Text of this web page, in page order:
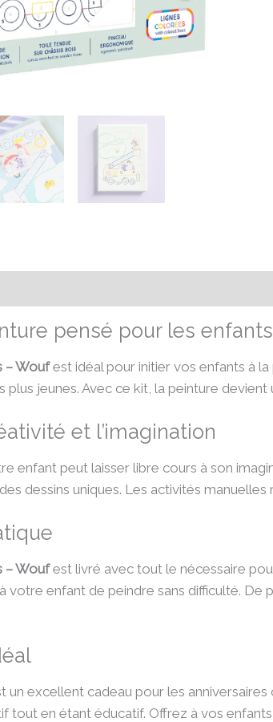
pensé pour les enfants
– Woufest idéal pour initier vos enfants à
plus jeunes. Avec ce kit, la peinture
et l’imagination
enfant peut laisser libre cours à son
dessins uniques. Les activités
– Woufest livré avec tout le nécessaire
votre enfant de peindre sans difficulté.
un excellent cadeau pour les
tout en étant éducatif. Offrez à vos